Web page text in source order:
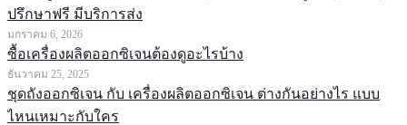
ปรึกษาฟรี มีบริการส่ง
มกราคม 6, 2026
ซื้อเครื่องผลิตออกซิเจนต้องดูอะไรบ้าง
ธันวาคม 25, 2025
ชุดถังออกซิเจน กับ เครื่องผลิตออกซิเจน ต่างกันอย่างไร แบบ
ไหนเหมาะกับใคร